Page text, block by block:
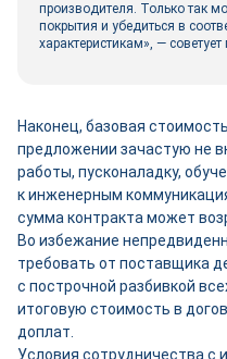
производителя. Только так
покрытия и убедиться в
характеристикам», —
Наконец, базовая
предложении зачастую не
работы, пусконаладку,
к инженерным
сумма контракта может
Во избежание
требовать от поставщика
с построчной разбивкой
итоговую стоимость в
доплат.
Условия сотрудничества с